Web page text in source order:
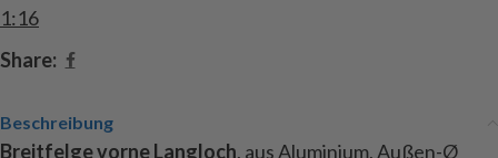
1:16
Share:
Beschreibung
Breitfelge vorne Langloch, aus Aluminium, Außen-Ø